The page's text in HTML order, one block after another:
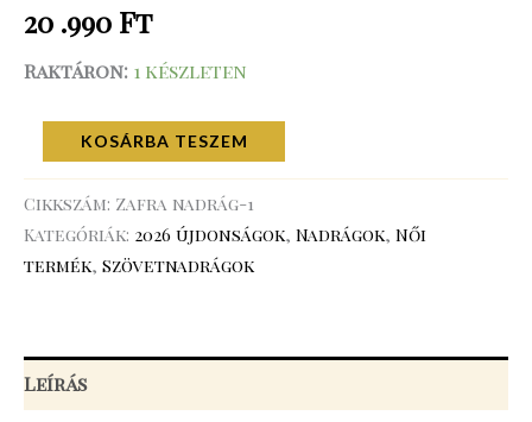
20 .990 Ft
Raktáron: 1 készleten
KOSÁRBA TESZEM
Cikkszám: Zafra nadrág-1
Kategóriák: 2026 újdonságok, Nadrágok, Női
termék, Szövetnadrágok
Leírás